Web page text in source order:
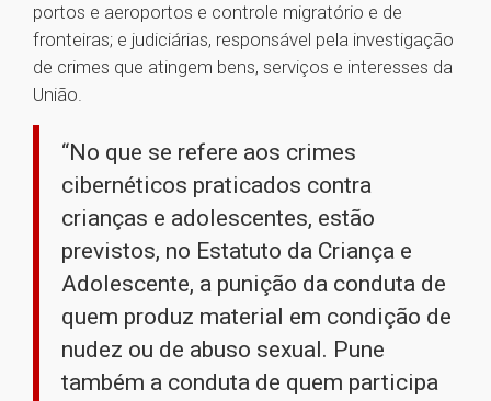
portos e aeroportos e controle migratório e de
fronteiras; e judiciárias, responsável pela investigação
de crimes que atingem bens, serviços e interesses da
União.
“No que se refere aos crimes
cibernéticos praticados contra
crianças e adolescentes, estão
previstos, no Estatuto da Criança e
Adolescente, a punição da conduta de
quem produz material em condição de
nudez ou de abuso sexual. Pune
também a conduta de quem participa